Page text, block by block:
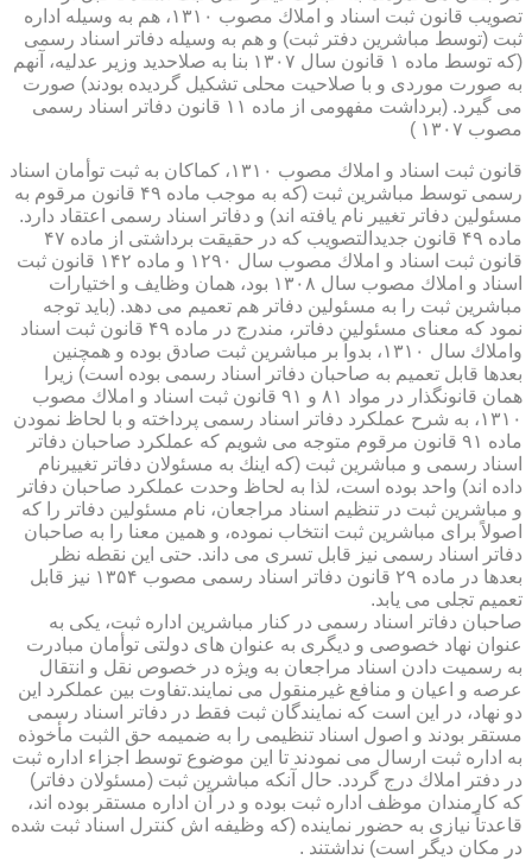
تصویب قانون ثبت اسناد و املاك مصوب ۱۳۱۰، هم به وسیله اداره
ثبت (توسط مباشرین دفتر ثبت) و هم به وسیله دفاتر اسناد رسمی
(كه توسط ماده ۱ قانون سال ۱۳۰۷ بنا به صلاحدید وزیر عدلیه، آنهم
به صورت موردی و با صلاحیت محلی تشكیل گردیده بودند) صورت
می گیرد. (برداشت مفهومی از ماده ۱۱ قانون دفاتر اسناد رسمی
مصوب ۱۳۰۷ )
قانون ثبت اسناد و املاك مصوب ۱۳۱۰، كماكان به ثبت توأمان اسناد
رسمی توسط مباشرین ثبت (كه به موجب ماده ۴۹ قانون مرقوم به
مسئولین دفاتر تغییر نام یافته اند) و دفاتر اسناد رسمی اعتقاد دارد.
ماده ۴۹ قانون جدیدالتصویب كه در حقیقت برداشتی از ماده ۴۷
قانون ثبت اسناد و املاك مصوب سال ۱۲۹۰ و ماده ۱۴۲ قانون ثبت
اسناد و املاك مصوب سال ۱۳۰۸ بود، همان وظایف و اختیارات
مباشرین ثبت را به مسئولین دفاتر هم تعمیم می دهد. (باید توجه
نمود كه معنای مسئولین دفاتر، مندرج در ماده ۴۹ قانون ثبت اسناد
واملاك سال ۱۳۱۰، بدواً بر مباشرین ثبت صادق بوده و همچنین
بعدها قابل تعمیم به صاحبان دفاتر اسناد رسمی بوده است) زیرا
همان قانونگذار در مواد ۸۱ و ۹۱ قانون ثبت اسناد و املاك مصوب
۱۳۱۰، به شرح عملكرد دفاتر اسناد رسمی پرداخته و با لحاظ نمودن
ماده ۹۱ قانون مرقوم متوجه می شویم كه عملكرد صاحبان دفاتر
اسناد رسمی و مباشرین ثبت (كه اینك به مسئولان دفاتر تغییرنام
داده اند) واحد بوده است، لذا به لحاظ وحدت عملكرد صاحبان دفاتر
و مباشرین ثبت در تنظیم اسناد مراجعان، نام مسئولین دفاتر را كه
اصولاً برای مباشرین ثبت انتخاب نموده، و همین معنا را به صاحبان
دفاتر اسناد رسمی نیز قابل تسری می داند. حتی این نقطه نظر
بعدها در ماده ۲۹ قانون دفاتر اسناد رسمی مصوب ۱۳۵۴ نیز قابل
تعمیم تجلی می یابد.
صاحبان دفاتر اسناد رسمی در كنار مباشرین اداره ثبت، یكی به
عنوان نهاد خصوصی و دیگری به عنوان های دولتی توأمان مبادرت
به رسمیت دادن اسناد مراجعان به ویژه در خصوص نقل و انتقال
عرصه و اعیان و منافع غیرمنقول می نمایند.تفاوت بین عملكرد این
دو نهاد، در این است كه نمایندگان ثبت فقط در دفاتر اسناد رسمی
مستقر بودند و اصول اسناد تنظیمی را به ضمیمه حق الثبت مأخوذه
به اداره ثبت ارسال می نمودند تا این موضوع توسط اجزاء اداره ثبت
در دفتر املاك درج گردد. حال آنكه مباشرین ثبت (مسئولان دفاتر)
كه كارمندان موظف اداره ثبت بوده و در آن اداره مستقر بوده اند،
قاعدتاً نیازی به حضور نماینده (كه وظیفه اش كنترل اسناد ثبت شده
در مكان دیگر است) نداشتند .